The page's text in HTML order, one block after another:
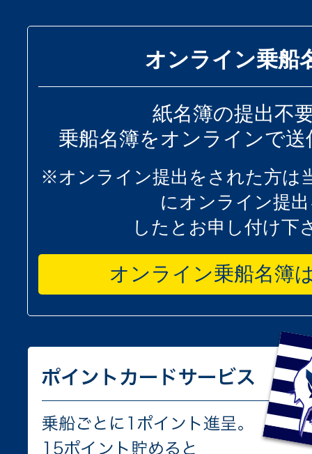
オンライン乗船
紙名簿の提出不
乗船名簿をオンラインで
※オンライン提出をされた方は
にオンライン提
したとお申し付け下
オンライン乗船名簿